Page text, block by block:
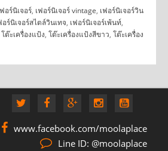
อร์นิเจอร์, เฟอร์นิเจอร์ vintage, เฟอร์นิเจอร์วิน
อร์นิเจอร์สไตล์วินเทจ, เฟอร์นิเจอร์เพ้นท์,
โต๊ะเครื่องแป้ง, โต๊ะเครื่องแป้งสีขาว, โต๊ะเครื่อง
www.facebook.com/moolaplace
Line ID: @moolaplace